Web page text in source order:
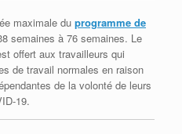
maximale du programme de
semaines à 76 semaines. Le
offert aux travailleurs qui
de travail normales en raison
de la volonté de leurs
19.